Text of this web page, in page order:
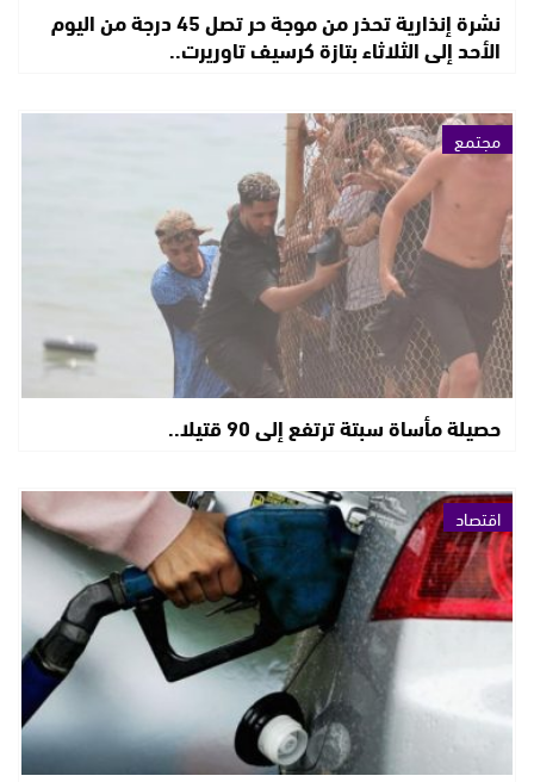
نشرة إنذارية تحذر من موجة حر تصل 45 درجة من اليوم
الأحد إلى الثلاثاء بتازة كرسيف تاوريرت..
مجتمع
حصيلة مأساة سبتة ترتفع إلى 90 قتيلا..
اقتصاد